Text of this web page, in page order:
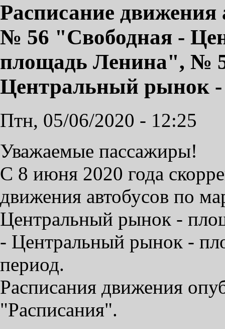
Расписание
№ 56 "Свободная -
площадь Ленина", №
Центральный рынок
Птн, 05/06/2020 - 12:25
Уважаемые пассажиры!
С 8 июня 2020 года
движения автобусов по
Центральный рынок -
- Центральный рынок -
период.
Расписания движения
"Расписания".